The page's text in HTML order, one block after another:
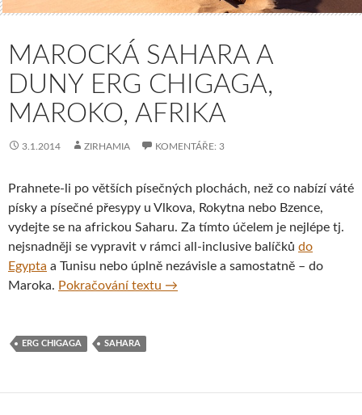
MAROCKÁ SAHARA A
DUNY ERG CHIGAGA,
MAROKO, AFRIKA
3.1.2014 ZIRHAMIA KOMENTÁŘE: 3
Prahnete-li po větších písečných plochách, než co nabízí váté
písky a písečné přesypy u Vlkova, Rokytna nebo Bzence,
vydejte se na africkou Saharu. Za tímto účelem je nejlépe tj.
nejsnadněji se vypravit v rámci all-inclusive balíčků do
Egypta a Tunisu nebo úplně nezávisle a samostatně – do
Maroka. Pokračování textu Marocká Sahara a duny Erg
→
ERG CHIGAGA SAHARA